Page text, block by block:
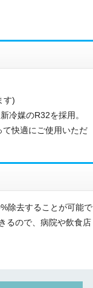
す)
冷媒のR32を採用。
快適にご使用いただ
除去することが可能で
るので、病院や飲食店